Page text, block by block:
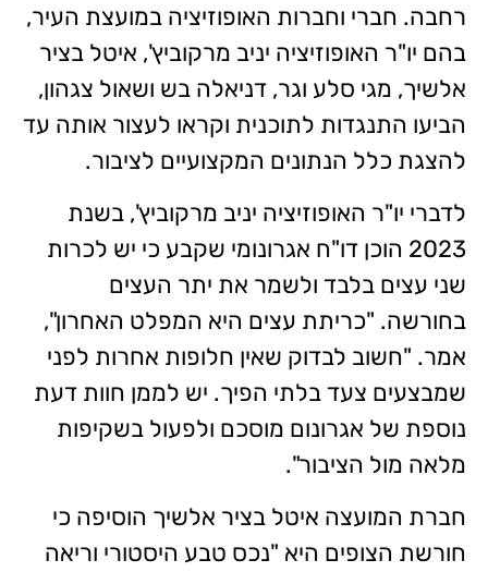
רחבה. חברי וחברות האופוזיציה במועצת העיר,
בהם יו"ר האופוזיציה יניב מרקוביץ', איטל בציר
אלשיך, מגי סלע וגר, דניאלה בש ושאול צגהון,
הביעו התנגדות לתוכנית וקראו לעצור אותה עד
להצגת כלל הנתונים המקצועיים לציבור.
לדברי יו"ר האופוזיציה יניב מרקוביץ', בשנת
2023 הוכן דו"ח אגרונומי שקבע כי יש לכרות
שני עצים בלבד ולשמר את יתר העצים
בחורשה. "כריתת עצים היא המפלט האחרון",
אמר. "חשוב לבדוק שאין חלופות אחרות לפני
שמבצעים צעד בלתי הפיך. יש לממן חוות דעת
נוספת של אגרונום מוסכם ולפעול בשקיפות
מלאה מול הציבור".
חברת המועצה איטל בציר אלשיך הוסיפה כי
חורשת הצופים היא "נכס טבע היסטורי וריאה